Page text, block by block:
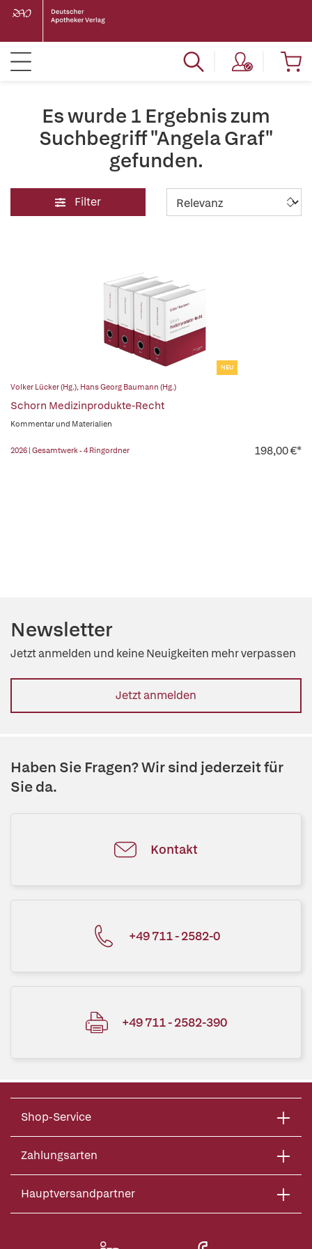
Es wurde 1 Ergebnis zum
Suchbegriff "Angela Graf"
gefunden.
Filter
NEU
Volker Lücker (Hg.), Hans Georg Baumann (Hg.)
Schorn Medizinprodukte-Recht
Kommentar und Materialien
2026 | Gesamtwerk - 4 Ringordner 198,00 €*
Newsletter
Jetzt anmelden und keine Neuigkeiten mehr verpassen
Jetzt anmelden
Haben Sie Fragen? Wir sind jederzeit für
Sie da.
Kontakt
+49 711 - 2582-0
+49 711 - 2582-390
Shop-Service
Zahlungsarten
Hauptversandpartner